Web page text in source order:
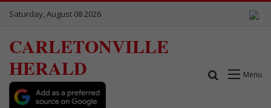
Saturday, August 08 2026
CARLETONVILLE
HERALD
Menu
Search for